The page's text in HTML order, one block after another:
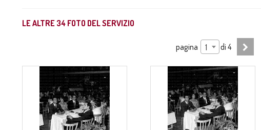
LE ALTRE 34 FOTO DEL SERVIZIO
pagina 1 di4